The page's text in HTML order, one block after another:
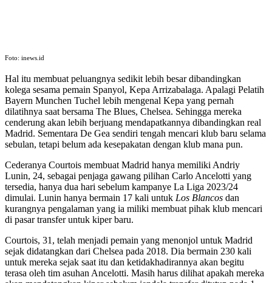
Foto: inews.id
Hal itu membuat peluangnya sedikit lebih besar dibandingkan
kolega sesama pemain Spanyol, Kepa Arrizabalaga. Apalagi Pelatih
Bayern Munchen Tuchel lebih mengenal Kepa yang pernah
dilatihnya saat bersama The Blues, Chelsea. Sehingga mereka
cenderung akan lebih berjuang mendapatkannya dibandingkan real
Madrid. Sementara De Gea sendiri tengah mencari klub baru selama
sebulan, tetapi belum ada kesepakatan dengan klub mana pun.
Cederanya Courtois membuat Madrid hanya memiliki Andriy
Lunin, 24, sebagai penjaga gawang pilihan Carlo Ancelotti yang
tersedia, hanya dua hari sebelum kampanye La Liga 2023/24
dimulai. Lunin hanya bermain 17 kali untuk Los Blancos dan
kurangnya pengalaman yang ia miliki membuat pihak klub mencari
di pasar transfer untuk kiper baru.
Courtois, 31, telah menjadi pemain yang menonjol untuk Madrid
sejak didatangkan dari Chelsea pada 2018. Dia bermain 230 kali
untuk mereka sejak saat itu dan ketidakhadirannya akan begitu
terasa oleh tim asuhan Ancelotti. Masih harus dilihat apakah mereka